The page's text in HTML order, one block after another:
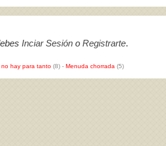
Inciar Sesión o Registrarte.
no hay para tanto (8) - Menuda chorrada (5)